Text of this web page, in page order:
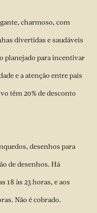
charmoso, com
divertidas e saudáveis
planejado para incentivar
e a atenção entre pais
têm 20% de desconto
desenhos para
de desenhos. Há
18 às 23 horas, e aos
Não é cobrado.